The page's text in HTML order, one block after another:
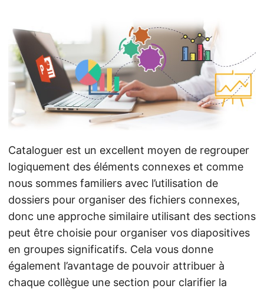
a
t
o
n
Cataloguer est un excellent moyen de regrouper
logiquement des éléments connexes et comme
nous sommes familiers avec l’utilisation de
dossiers pour organiser des fichiers connexes,
donc une approche similaire utilisant des sections
peut être choisie pour organiser vos diapositives
en groupes significatifs. Cela vous donne
également l’avantage de pouvoir attribuer à
chaque collègue une section pour clarifier la